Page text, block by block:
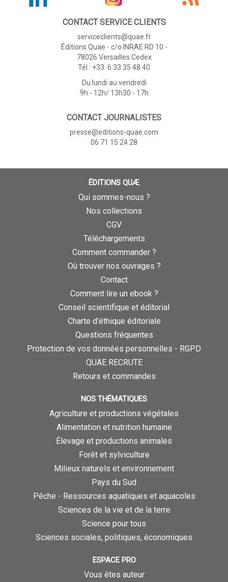
CONTACT SERVICE CLIENTS
serviceclients@quae.fr
Éditions Quae - c/o INRAE RD 10 -
78026 Versailles Cedex
Tél : +33 6 33 35 48 40
Du lundi au vendredi
9h - 12h/ 13h30 - 17h
CONTACT JOURNALISTES
presse@editions-quae.com
06 71 15 24 28
ÉDITIONS QUÆ
Qui sommes-nous ?
Nos collections
CGV
Téléchargements
Comment commander ?
Où trouver nos ouvrages ?
Contact
Comment lire un ebook ?
Conseil scientifique et éditorial
Charte d’éthique éditoriale
Questions fréquentes
Protection de vos données personnelles - RGPD
QUAE RECRUTE
Retours et commandes
NOS THÉMATIQUES
Agriculture et productions végétales
Alimentation et nutrition humaine
Élevage et productions animales
Forêt et sylviculture
Milieux naturels et environnement
Pays du Sud
Pêche - Ressources aquatiques et aquacoles
Sciences de la vie et de la terre
Science pour tous
Sciences sociales, politiques, économiques
ESPACE PRO
Vous êtes auteur